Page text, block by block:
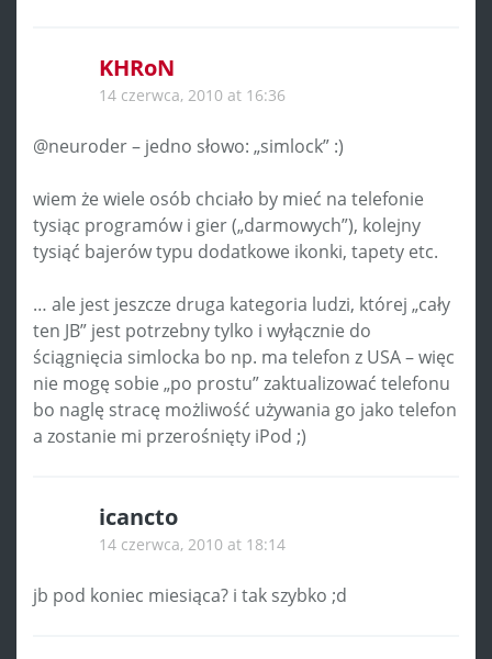
KHRoN
14 czerwca, 2010 at 16:36
@neuroder – jedno słowo: „simlock” :)
wiem że wiele osób chciało by mieć na telefonie
tysiąc programów i gier („darmowych”), kolejny
tysiąć bajerów typu dodatkowe ikonki, tapety etc.
… ale jest jeszcze druga kategoria ludzi, której „cały
ten JB” jest potrzebny tylko i wyłącznie do
ściągnięcia simlocka bo np. ma telefon z USA – więc
nie mogę sobie „po prostu” zaktualizować telefonu
bo naglę stracę możliwość używania go jako telefon
a zostanie mi przerośnięty iPod ;)
icancto
14 czerwca, 2010 at 18:14
jb pod koniec miesiąca? i tak szybko ;d